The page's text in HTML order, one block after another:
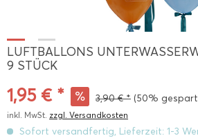
LUFTBALLONS
9 STÜCK
1,95 € * 3,90 € * (50%
inkl. MwSt. zzgl. Versandkosten
Sofort versandfertig, Lieferzeit: 1-3